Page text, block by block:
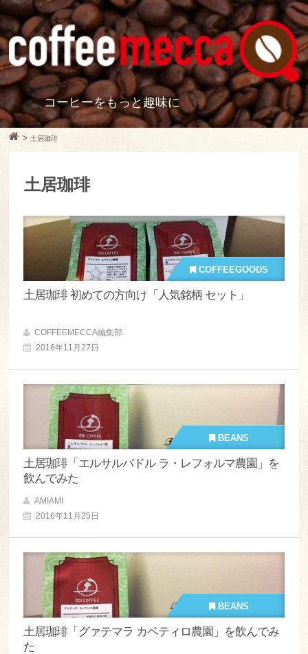
コーヒーをもっと趣味に
> 土居珈琲
土居珈琲
COFFEEGOODS
土居珈琲 初めての方向け「人気銘柄 セット」
COFFEEMECCA編集部
2016年11月27日
BEANS
土居珈琲「エルサルバドル ラ・レフォルマ農園」を
飲んでみた
AMIAMI
2016年11月25日
BEANS
土居珈琲「グァテマラ カペティロ農園」を飲んでみ
た